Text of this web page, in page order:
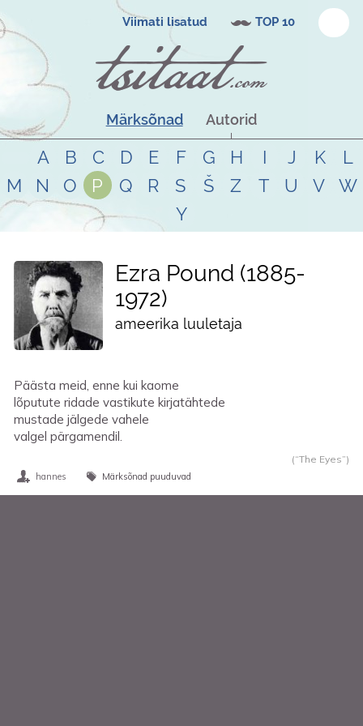
Viimati lisatud TOP 10
Märksõnad Autorid
A B C D E F G H I J K
L
M
N O P Q R S Š Z T U V
W
Y
Ezra Pound 1885-
1972
ameerika luuletaja
Päästa meid, enne kui kaome
lõputute ridade vastikute kirjatähtede
mustade jälgede vahele
valgel pärgamendil.
(“The Eyes”)
hannes Märksõnad puuduvad